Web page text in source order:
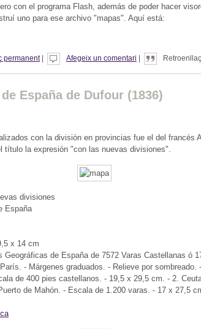
con el programa Flash, además de poder hacer
uno para ese archivo "mapas". Aquí está:
permanent| Afegeix un comentari |
España de Dufour (1836)
con la división en provincias fue el del francés
título la expresión "con las nuevas divisiones".
divisiones
España
x 14 cm
Geográficas de España de 7572 Varas Castellanas ó
- Márgenes graduados. - Relieve por
de 400 pies castellanos. - 19,5 x 29,5 cm. - 2.
de Mahón. - Escala de 1.200 varas. - 17 x 27,5